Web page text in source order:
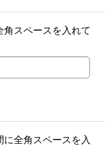
スペースを入れて
全角スペースを入